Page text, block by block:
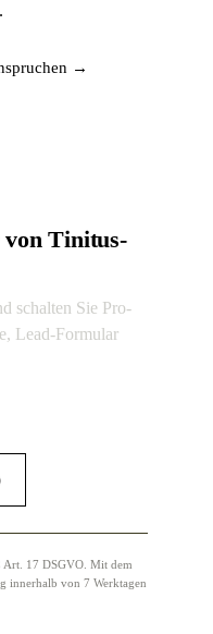
→
von Tinitus-
schalten Sie Pro-
Lead-Formular
Art. 17 DSGVO. Mit dem
innerhalb von 7 Werktagen